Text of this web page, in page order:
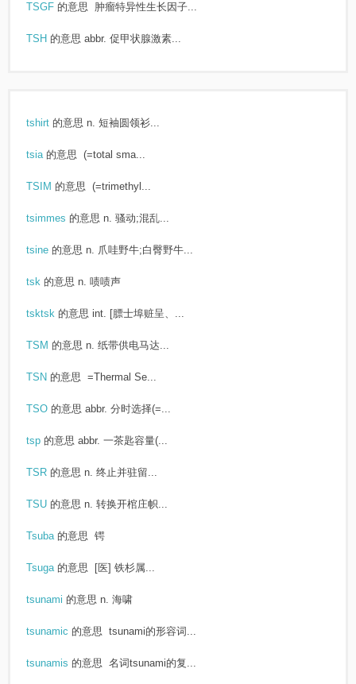
TSGF 的意思 肿瘤特异性生长因子...
TSH 的意思 abbr. 促甲状腺激素...
tshirt 的意思 n. 短袖圆领衫...
tsia 的意思 (=total sma...
TSIM 的意思 (=trimethyl...
tsimmes 的意思 n. 骚动;混乱...
tsine 的意思 n. 爪哇野牛;白臀野牛...
tsk 的意思 n. 啧啧声
tsktsk 的意思 int. [膘士埠赃呈、...
TSM 的意思 n. 纸带供电马达...
TSN 的意思 =Thermal Se...
TSO 的意思 abbr. 分时选择(=...
tsp 的意思 abbr. 一茶匙容量(...
TSR 的意思 n. 终止并驻留...
TSU 的意思 n. 转换开棺庄帜...
Tsuba 的意思 锷
Tsuga 的意思 [医] 铁杉属...
tsunami 的意思 n. 海啸
tsunamic 的意思 tsunami的形容词...
tsunamis 的意思 名词tsunami的复...